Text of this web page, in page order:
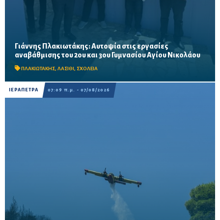
Γιάννης Πλακιωτάκης: Αυτοψία στις εργασίες
αναβάθμισης του 2ου και 3ου Γυμνασίου Αγίου Νικολάου
ΠΛΑΚΙΩΤΑΚΗΣ, ΛΑΣΙΘΙ, ΣΧΟΛΕΙΑ
Οι παρεμβάσεις του προγράμματος «Μαριέττα Γιαννάκου»
αναμένεται να ολοκληρωθούν πριν από τη νέα σχολική χρονιά –
Προβλέπονται ανακαινίσεις αιθουσών, αύλειων και...
ΙΕΡΑΠΕΤΡΑ 07:09 π.μ. - 07/08/2026